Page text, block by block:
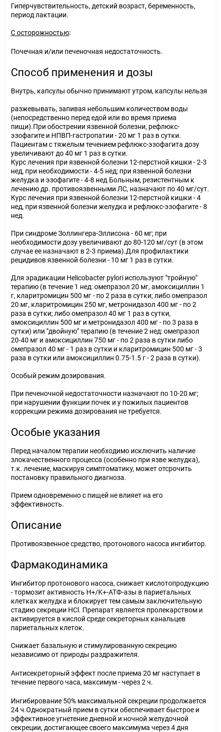
Гиперчувствительность, детский возраст, беременность,
период лактации.
C осторожностью:
Почечная и/или печеночная недостаточность.
Способ применения и дозы
Внутрь, капсулы обычно принимают утром, капсулы нельзя
разжевывать, запивая небольшим количеством воды
(непосредственно перед едой или во время приема
пищи).При обострении язвенной болезни, рефлюкс-
эзофагите и НПВП-гастропатии - 20 мг 1 раз в сутки.
Пациентам с тяжелым течением рефлюкс-эзофагита дозу
увеличивают до 40 мг 1 раз в сутки.
Курс лечения при язвенной болезни 12-перстной кишки - 2-3
нед, при необходимости - 4-5 нед; при язвенной болезни
желудка и эзофагите - 4-8 нед.Больным, резистентным к
лечению др. противоязвенными ЛС, назначают по 40 мг/сут.
Курс лечения при язвенной болезни 12-перстной кишки - 4
нед, при язвенной болезни желудка и рефлюкс-эзофагите - 8
нед.
При синдроме Золлингера-Эллисона - 60 мг; при
необходимости дозу увеличивают до 80-120 мг/сут (в этом
случае ее назначают в 2-3 приема).Для профилактики
рецидивов язвенной болезни - 10 мг 1 раз в сутки.
Для эрадикации Helicobacter pylori используют "тройную"
терапию (в течение 1 нед: омепразол 20 мг, амоксициллин 1
г, кларитромицин 500 мг - по 2 раза в сутки; либо омепразол
20 мг, кларитромицин 250 мг, метронидазол 400 мг - по 2
раза в сутки; либо омепразол 40 мг 1 раз в сутки,
амоксициллин 500 мг и метронидазол 400 мг - по 3 раза в
сутки) или "двойную" терапию (в течение 2 нед: омепразол
20-40 мг и амоксициллин 750 мг - по 2 раза в сутки либо
омепразол 40 мг - 1 раз в сутки и кларитромицин 500 мг - 3
раза в сутки или амоксициллин 0.75-1.5 г - 2 раза в сутки).
Особый режим дозирования.
При печеночной недостаточности назначают по 10-20 мг;
при нарушении функции почек и у пожилых пациентов
коррекции режима дозирования не требуется.
Особые указания
Перед началом терапии необходимо исключить наличие
злокачественного процесса (особенно при язве желудка),
т.к. лечение, маскируя симптоматику, может отсрочить
постановку правильного диагноза.
Прием одновременно с пищей не влияет на его
эффективность.
Описание
Противоязвенное средство, протонового насоса ингибитор.
Фармакодинамика
Ингибитор протонового насоса, снижает кислотопродукцию
- тормозит активность H+/K+-АТФ-азы в париетальных
клетках желудка и блокирует тем самым заключительную
стадию секреции HCl. Препарат является пролекарством и
активируется в кислой среде секреторных канальцев
париетальных клеток.
Снижает базальную и стимулированную секрецию
независимо от природы раздражителя.
Антисекреторный эффект после приема 20 мг наступает в
течение первого часа, максимум - через 2 ч.
Ингибирование 50% максимальной секреции продолжается
24 ч.Однократный прием в сутки обеспечивает быстрое и
эффективное угнетение дневной и ночной желудочной
секреции, достигающее своего максимума через 4 дня